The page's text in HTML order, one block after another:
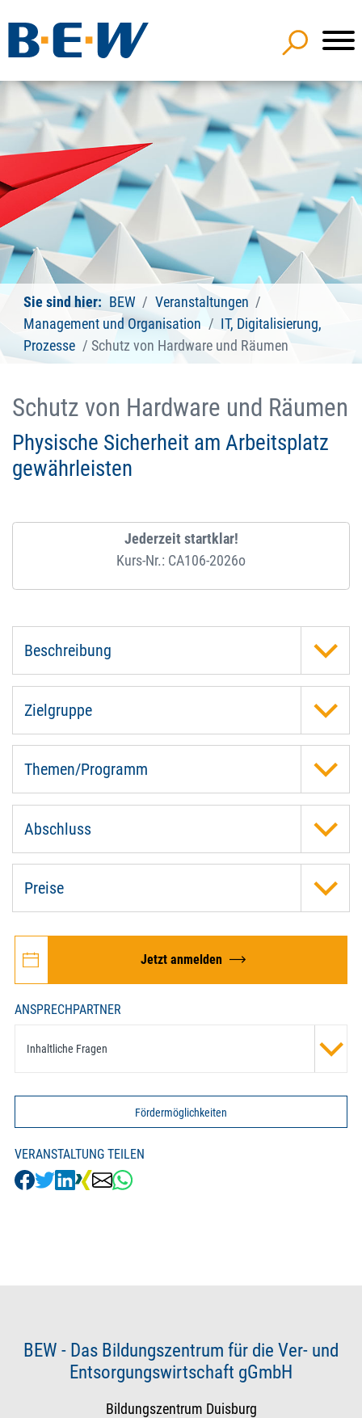
Sie sind hier: BEW
Veranstaltungen
Management und Organisation
IT, Digitalisierung,
Prozesse
Schutz von Hardware und Räumen
Schutz von Hardware und Räumen
Physische Sicherheit am Arbeitsplatz
gewährleisten
Jederzeit startklar!
Kurs-Nr.: CA106-2026o
Beschreibung
Zielgruppe
Themen/Programm
Abschluss
Preise
Jetzt anmelden
ANSPRECHPARTNER
Inhaltliche Fragen
Fördermöglichkeiten
VERANSTALTUNG TEILEN
BEW - Das Bildungszentrum für die Ver- und
Entsorgungswirtschaft gGmbH
Bildungszentrum Duisburg